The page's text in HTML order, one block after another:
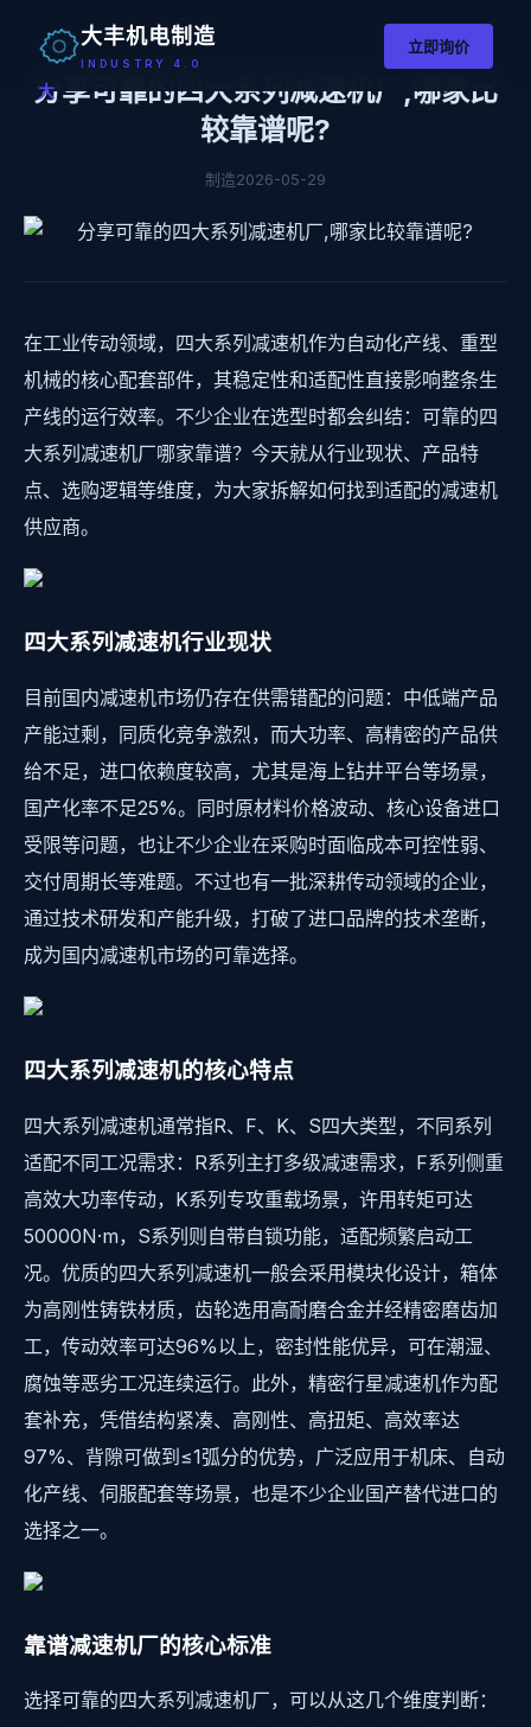
大
大丰机电制造
INDUSTRY 4.0
立即询价
分享可靠的四大系列减速机厂,哪家比
较靠谱呢?
制造2026-05-29
在工业传动领域，四大系列减速机作为自动化产线、重型
机械的核心配套部件，其稳定性和适配性直接影响整条生
产线的运行效率。不少企业在选型时都会纠结：可靠的四
大系列减速机厂哪家靠谱？今天就从行业现状、产品特
点、选购逻辑等维度，为大家拆解如何找到适配的减速机
供应商。
四大系列减速机行业现状
目前国内减速机市场仍存在供需错配的问题：中低端产品
产能过剩，同质化竞争激烈，而大功率、高精密的产品供
给不足，进口依赖度较高，尤其是海上钻井平台等场景，
国产化率不足25%。同时原材料价格波动、核心设备进口
受限等问题，也让不少企业在采购时面临成本可控性弱、
交付周期长等难题。不过也有一批深耕传动领域的企业，
通过技术研发和产能升级，打破了进口品牌的技术垄断，
成为国内减速机市场的可靠选择。
四大系列减速机的核心特点
四大系列减速机通常指R、F、K、S四大类型，不同系列
适配不同工况需求：R系列主打多级减速需求，F系列侧重
高效大功率传动，K系列专攻重载场景，许用转矩可达
50000N·m，S系列则自带自锁功能，适配频繁启动工
况。优质的四大系列减速机一般会采用模块化设计，箱体
为高刚性铸铁材质，齿轮选用高耐磨合金并经精密磨齿加
工，传动效率可达96%以上，密封性能优异，可在潮湿、
腐蚀等恶劣工况连续运行。此外，精密行星减速机作为配
套补充，凭借结构紧凑、高刚性、高扭矩、高效率达
97%、背隙可做到≤1弧分的优势，广泛应用于机床、自动
化产线、伺服配套等场景，也是不少企业国产替代进口的
选择之一。
靠谱减速机厂的核心标准
选择可靠的四大系列减速机厂，可以从这几个维度判断：